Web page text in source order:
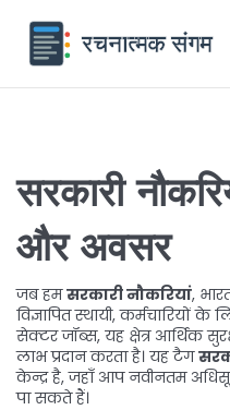
सरकारी
और अवसर
जब हमसरकारी नौकरियां,
विज्ञापित स्थायी, कर्मचारियों के
सेक्टर जॉब्स, यह क्षेत्र आर्थिक
लाभ प्रदान करता है। यह टैग
केन्द्र है, जहाँ आप नवीनतम
पा सकते हैं।